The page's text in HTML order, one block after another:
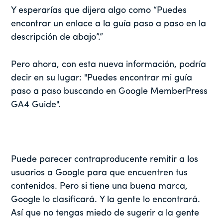
Y esperarías que dijera algo como “Puedes
encontrar un enlace a la guía paso a paso en la
descripción de abajo”.”
Pero ahora, con esta nueva información, podría
decir en su lugar: "Puedes encontrar mi guía
paso a paso buscando en Google MemberPress
GA4 Guide".
Puede parecer contraproducente remitir a los
usuarios a Google para que encuentren tus
contenidos. Pero si tiene una buena marca,
Google lo clasificará. Y la gente lo encontrará.
Así que no tengas miedo de sugerir a la gente